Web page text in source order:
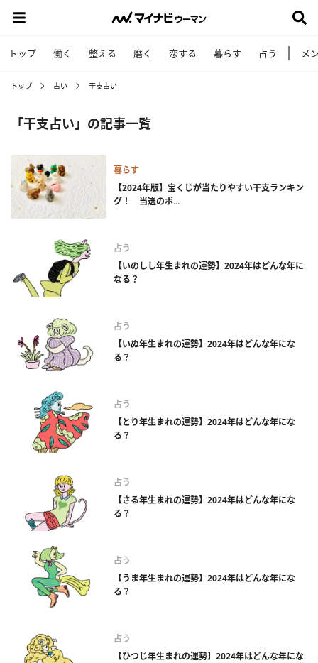
トップ 働く 整える 磨く 恋する 暮らす 占う メ
トップ 占い 干支占い
「干支占い」の記事一覧
暮らす
【2024年版】宝くじが当たりやすい干支ランキン
グ！ 当選のポ...
占う
【いのしし年生まれの運勢】2024年はどんな年に
なる？
占う
【いぬ年生まれの運勢】2024年はどんな年にな
る？
占う
【とり年生まれの運勢】2024年はどんな年にな
る？
占う
【さる年生まれの運勢】2024年はどんな年にな
る？
占う
【うま年生まれの運勢】2024年はどんな年にな
る？
占う
【ひつじ年生まれの運勢】2024年はどんな年にな